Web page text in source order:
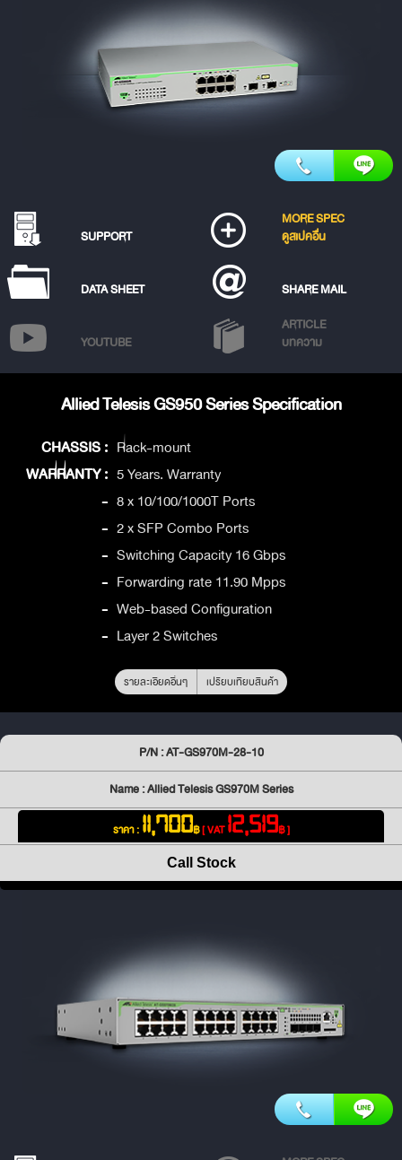
SUPPORT
MORE SPEC
ดูสเปคอื่น
DATA SHEET SHARE MAIL
YOUTUBE
ARTICLE
บทความ
Allied Telesis GS950 Series Specification
CHASSIS : Rack-mount
WARRANTY : 5 Years. Warranty
- 8 x 10/100/1000T Ports
- 2 x SFP Combo Ports
- Switching Capacity 16 Gbps
- Forwarding rate 11.90 Mpps
- Web-based Configuration
- Layer 2 Switches
รายละเอียดอื่นๆ เปรียบเทียบสินค้า
P/N : AT-GS970M-28-10
Name : Allied Telesis GS970M Series
ราคา : 11,700฿[ VAT12,519฿ ]
Call Stock